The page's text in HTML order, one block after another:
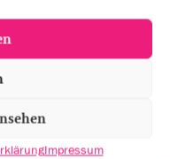
Impressum